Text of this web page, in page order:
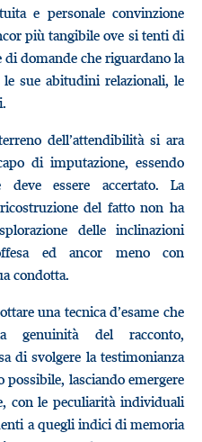
e personale convinzione
più tangibile ove si tenti di
domande che riguardano la
sue abitudini relazionali, le
dell’attendibilità si ara
di imputazione, essendo
essere accertato. La
del fatto non ha
delle inclinazioni
ed ancor meno con
condotta.
una tecnica d’esame che
genuinità del racconto,
di svolgere la testimonianza
lasciando emergere
con le peculiarità individuali
a quegli indici di memoria